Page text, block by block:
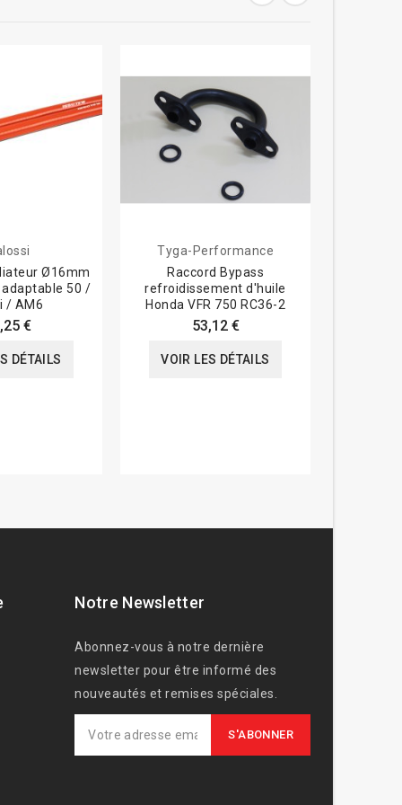
Ø16mm
adaptable 50 /
/ AM6
€
DÉTAILS
Tyga-Performance
Raccord Bypass
refroidissement d'huile
Honda VFR 750 RC36-2
53,12 €
VOIR LES DÉTAILS
Notre Newsletter
Abonnez-vous à notre dernière
newsletter pour être informé des
nouveautés et remises spéciales.